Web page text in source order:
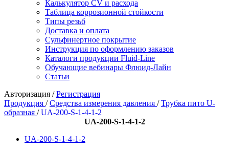
Калькулятор CV и расхода
Таблица коррозионной стойкости
Типы резьб
Доставка и оплата
Сульфинертное покрытие
Инструкция по оформлению заказов
Каталоги продукции Fluid-Line
Обучающие вебинары Флюид-Лайн
Статьи
Авторизация /Регистрация
Продукция /Средства измерения давления /Трубка пито U-
образная /UA-200-S-1-4-1-2
UA-200-S-1-4-1-2
UA-200-S-1-4-1-2